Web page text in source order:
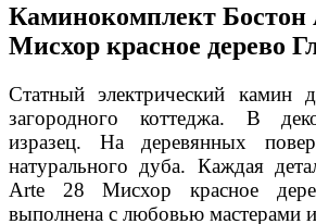
Каминокомплект Бостон
Мисхор красное дерево
Статный электрический камин
загородного коттеджа. В
изразец. На деревянных
натурального дуба. Каждая
Arte 28 Мисхор красное
выполнена с любовью мастерами